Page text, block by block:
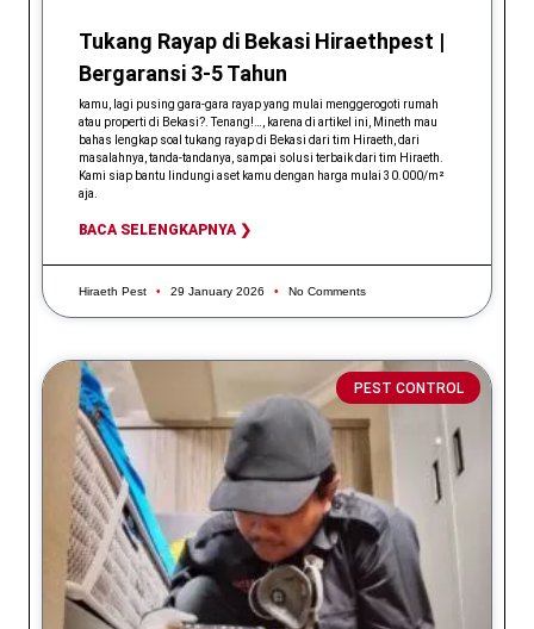
Tukang Rayap di Bekasi Hiraethpest |
Bergaransi 3-5 Tahun
kamu, lagi pusing gara-gara rayap yang mulai menggerogoti rumah
atau properti di Bekasi?. Tenang!…, karena di artikel ini, Mineth mau
bahas lengkap soal tukang rayap di Bekasi dari tim Hiraeth, dari
masalahnya, tanda-tandanya, sampai solusi terbaik dari tim Hiraeth.
Kami siap bantu lindungi aset kamu dengan harga mulai 30.000/m²
aja.
BACA SELENGKAPNYA ❯
Hiraeth Pest 29 January 2026 No Comments
PEST CONTROL